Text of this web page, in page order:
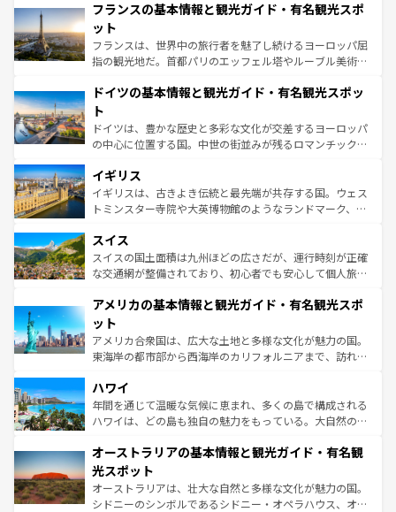
なお、新着のイタリア情報はコンテンツ一覧を参照してほ
しい。
文化が根付くこの国では、情熱的なフラメンコ、熱気あふ
れる闘牛、そして美味しいタパスが生活の一部となってい
る。首都マドリードの洗練された雰囲気や、バルセロナの
アートに溢れた街角から、地方では古代ローマ遺跡や中世
せる。地方によって風土や気候が異なるスペインはその個
ンテンツ一覧 を参照してほしい。
フランスの基本情報と観光ガイド・有名観光スポ
ット
フランスは、世界中の旅行者を魅了し続けるヨーロッパ屈
指の観光地だ。首都パリのエッフェル塔やルーブル美術館
で、幅広い魅力が詰まっている。華麗な宮殿、歴史的な大
聖堂、美しいビーチ、そして豊かな自然が、訪れる者を心
から魅了する。また、フランスは美食の国としても知ら
れ、フランス料理はユネスコ無形文化遺産にも登録されて
香り高いラベンダー畑など、多彩な楽しみ方が可能だ。さ
らに、パリ以外の地域にも魅力が溢れており、どの街角に
も豊かな歴史と文化が息づいている。パリ以外の個性あふ
を参照してほしい。
ドイツの基本情報と観光ガイド・有名観光スポッ
ト
ドイツは、豊かな歴史と多彩な文化が交差するヨーロッパ
の中心に位置する国。中世の街並みが残るロマンチック街
顔を持つこの国は、どこを歩いても飽きることがない。ベ
ルリンの文化的活気、バイエルン州のアルプスの絶景、そ
してライン川沿いのワイン畑といった風景は必見。ビール
は、お酒好きな人にはぜひ体験してほしい。 なお、新着の
ドイツ情報はコンテンツ一覧を参照してほしい。
イギリス
イギリスは、古きよき伝統と最先端が共存する国。ウェス
トミンスター寺院や大英博物館のようなランドマーク、歴
リアごとに異なる魅力がある。また、優雅なアフタヌーン
ティー、ビール好きにはたまらない英国パブ、サッカー観
戦など、本場だからこそできる体験も豊富。イギリスを旅
ンツ一覧を参照してほしい。
スイス
スイスの国土面積は九州ほどの広さだが、運行時刻が正確
な交通網が整備されており、初心者でも安心して個人旅行
の建物がそのまま残る町や、スイスならではのユニークな
博物館もあり、アルプス観光だけでなく町歩きも満喫する
ことができる。国民の所得が高いため物価も高いが、旅行
者向けの交通パス提供のサービスもあり、うまく活用すれ
着のスイス情報は
アメリカの基本情報と観光ガイド・有名観光スポ
ット
アメリカ合衆国は、広大な土地と多様な文化が魅力の国。
東海岸の都市部から西海岸のカリフォルニアまで、訪れる
のような巨大都市は、観光、ショッピング、エンターテイ
ンメントが詰まった刺激的なスポットだ。一方、アメリカ
西部には大自然が広がり、グランドキャニオンやイエロー
部のニューオーリンズでは、音楽と美食が融合した独特の
文化が魅力。旅行者はアメリカの各地域で異なる魅力を楽
しみながら、その多様性と豊かな歴史を感じることができ
るだろう。車でのロードトリップや列車の旅も、アメリカ
ハワイ
年間を通じて温暖な気候に恵まれ、多くの島で構成される
ハワイは、どの島も独自の魅力をもっている。大自然の神
ワイ島は見逃せない。また、定番の観光地といえばオアフ
島だが、静かな自然を求めるならマウイ島やカウアイ島が
おすすめ。エメラルドグリーンに輝く海をはじめ、豊かな
文化や歴史が息づいている。「アロハスピリット」と呼ば
オーストラリアの基本情報と観光ガイド・有名観
光スポット
オーストラリアは、壮大な自然と多様な文化が魅力の国。
シドニーのシンボルであるシドニー・オペラハウス、オー